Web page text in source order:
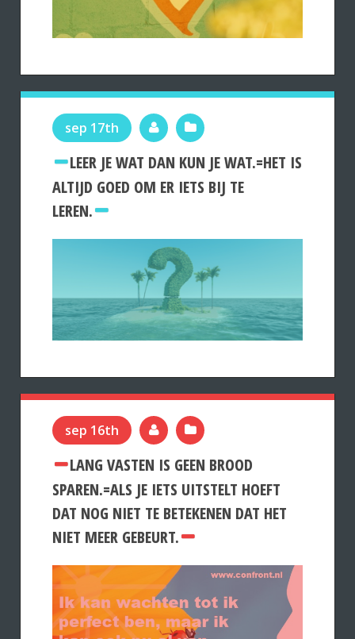
sep 17th
LEER JE WAT DAN KUN JE WAT.=HET IS
ALTIJD GOED OM ER IETS BIJ TE
LEREN.
sep 16th
LANG VASTEN IS GEEN BROOD
SPAREN.=ALS JE IETS UITSTELT HOEFT
DAT NOG NIET TE BETEKENEN DAT HET
NIET MEER GEBEURT.